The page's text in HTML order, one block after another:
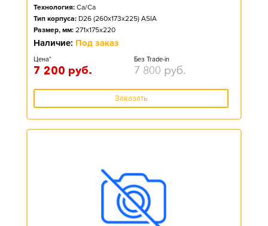
Технология: Ca/Ca
Тип корпуса: D26 (260x173x225) ASIA
Размер, мм: 271x175x220
Наличие: Под заказ
Цена*
7 200 руб.
Без Trade-in
7 800 руб.
Заказать